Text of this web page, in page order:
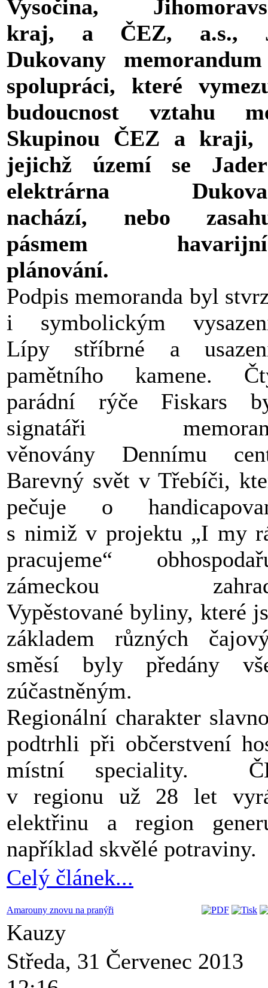
Vysočina,
kraj, a ČEZ, a.s.,
Dukovany
spolupráci, které
budoucnost vztahu
Skupinou ČEZ a kraji,
jejichž území se
elektrárna
nachází, nebo
pásmem
plánování.
Podpis memoranda byl
i symbolickým
Lípy stříbrné a
pamětního kamene.
parádní rýče Fiskars
signatáři
věnovány Dennímu
Barevný svět v Třebíči,
pečuje o
s nimiž v projektu „I my
pracujeme“
zámeckou
Vypěstované byliny, které
základem různých
směsí byly předány
zúčastněným.
Regionální charakter
podtrhli při občerstvení
místní speciality.
v regionu už 28 let
elektřinu a region
například skvělé potraviny.
Celý článek...
Amarouny znovu na pranýři
Kauzy
Středa, 31 Červenec 2013